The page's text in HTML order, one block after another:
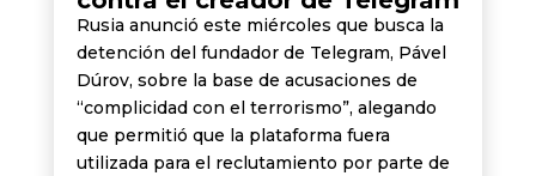
Rusia anunció este miércoles que busca la
detención del fundador de Telegram, Pável
Dúrov, sobre la base de acusaciones de
“complicidad con el terrorismo”, alegando
que permitió que la plataforma fuera
utilizada para el reclutamiento por parte de